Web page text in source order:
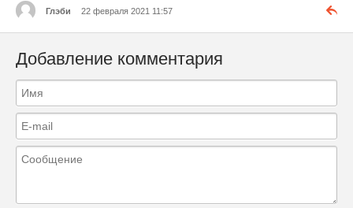
Глэби 22 февраля 2021 11:57
Добавление комментария